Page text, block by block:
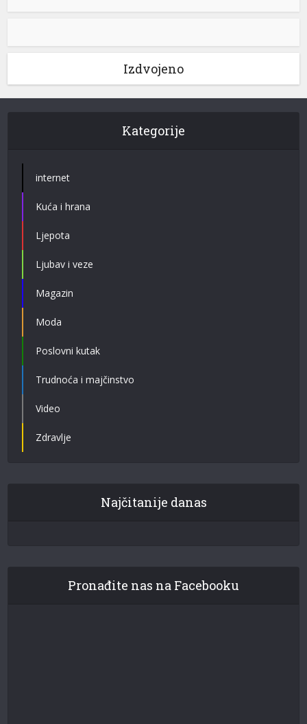
Izdvojeno
Kategorije
internet
Kuća i hrana
Ljepota
Ljubav i veze
Magazin
Moda
Poslovni kutak
Trudnoća i majčinstvo
Video
Zdravlje
Najčitanije danas
Pronađite nas na Facebooku